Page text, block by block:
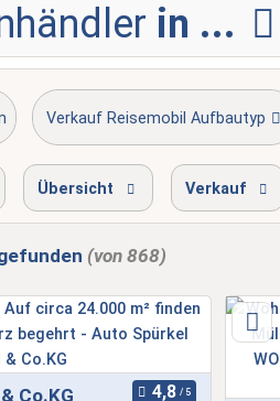
in ...
Verkauf Reisemobil Aufbautyp
Unfallinstandsetzung
Übersicht Verkauf
(von 868)
Co.KG